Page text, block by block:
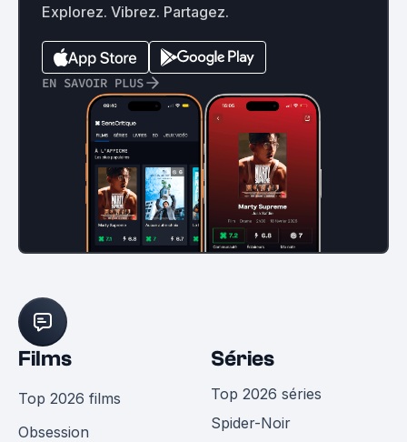
Explorez. Vibrez. Partagez.
EN SAVOIR PLUS
Films
Top 2026 films
Obsession
Séries
Top 2026 séries
Spider-Noir